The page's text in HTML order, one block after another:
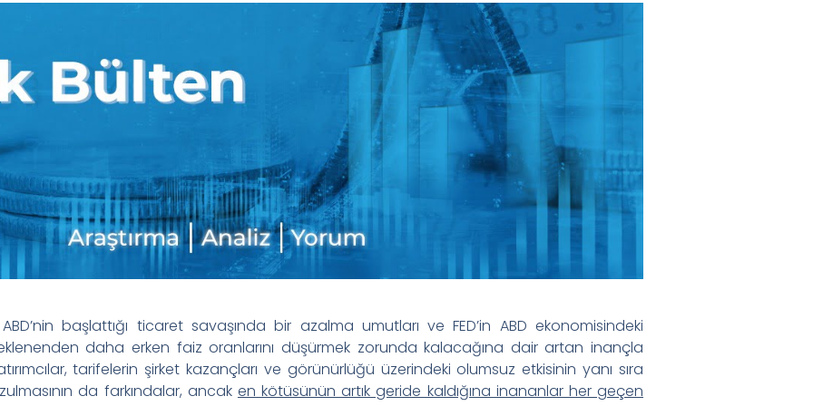
başlattığı ticaret savaşında bir azalma umutları ve FED’in ABD ekonomisindeki
daha erken faiz oranlarını düşürmek zorunda kalacağına dair artan inançla
tarifelerin şirket kazançları ve görünürlüğü üzerindeki olumsuz etkisinin yanı sıra
da farkındalar, ancak en kötüsünün artık geride kaldığına inananlar her geçen